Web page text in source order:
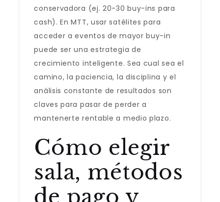
conservadora (ej. 20-30 buy-ins para
cash). En MTT, usar satélites para
acceder a eventos de mayor buy-in
puede ser una estrategia de
crecimiento inteligente. Sea cual sea el
camino, la paciencia, la disciplina y el
análisis constante de resultados son
claves para pasar de perder a
mantenerte rentable a medio plazo.
Cómo elegir
sala, métodos
de pago y